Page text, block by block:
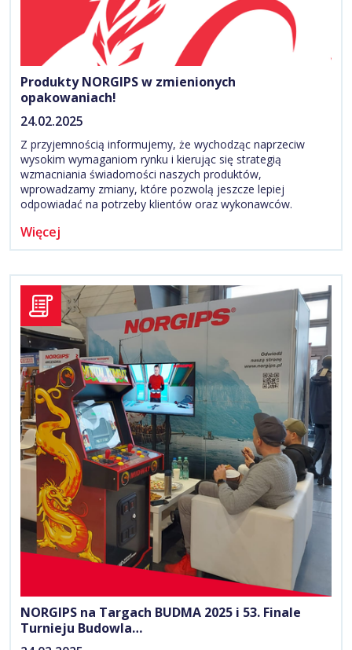
Produkty NORGIPS w zmienionych
opakowaniach!
24.02.2025
Z przyjemnością informujemy, że wychodząc naprzeciw
wysokim wymaganiom rynku i kierując się strategią
wzmacniania świadomości naszych produktów,
wprowadzamy zmiany, które pozwolą jeszcze lepiej
odpowiadać na potrzeby klientów oraz wykonawców.
Więcej
NORGIPS na Targach BUDMA 2025 i 53. Finale
Turnieju Budowla…